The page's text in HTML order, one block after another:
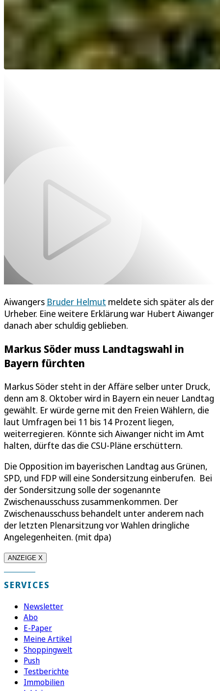
Aiwangers Bruder Helmut meldete sich später als der
Urheber. Eine weitere Erklärung war Hubert Aiwanger
danach aber schuldig geblieben.
Markus Söder muss Landtagswahl in
Bayern fürchten
Markus Söder steht in der Affäre selber unter Druck,
denn am 8. Oktober wird in Bayern ein neuer Landtag
gewählt. Er würde gerne mit den Freien Wählern, die
laut Umfragen bei 11 bis 14 Prozent liegen,
weiterregieren. Könnte sich Aiwanger nicht im Amt
halten, dürfte das die CSU-Pläne erschüttern.
Die Opposition im bayerischen Landtag aus Grünen,
SPD, und FDP will eine Sondersitzung einberufen. Bei
der Sondersitzung solle der sogenannte
Zwischenausschuss zusammenkommen. Der
Zwischenausschuss behandelt unter anderem nach
der letzten Plenarsitzung vor Wahlen dringliche
Angelegenheiten. (mit dpa)
ANZEIGE X
SERVICES
Newsletter
Abo
E-Paper
Meine Artikel
Shoppingwelt
Push
Testberichte
Immobilien